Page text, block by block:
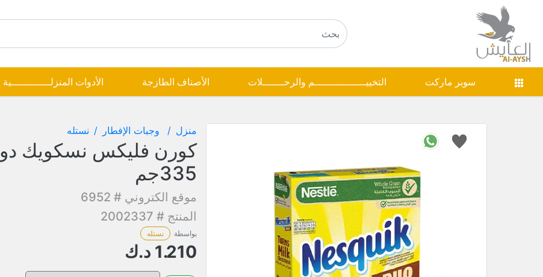
سوبر ماركت التخييـــــــــــــــــم والرحـــــــلات الأصناف الطازجة الأدوات المنزلـــــــــــــية
منزل وجبات الإفطار نستله
كورن فليكس نسكويك دو
335جم
موقع الكتروني # 6952
المنتج # 2002337
بواسطة نستله
1.210 د.ك